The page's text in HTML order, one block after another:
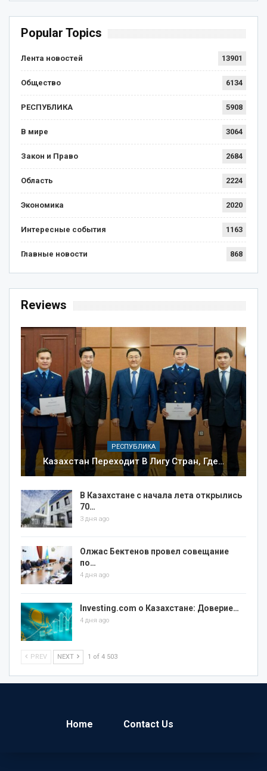
Popular Topics
Лента новостей 13901
Общество 6134
РЕСПУБЛИКА 5908
В мире 3064
Закон и Право 2684
Область 2224
Экономика 2020
Интересные события 1163
Главные новости 868
Reviews
РЕСПУБЛИКА
Казахстан Переходит В Лигу Стран, Где…
В Казахстане с начала лета открылись
70…
3 дня ago
Олжас Бектенов провел совещание
по…
4 дня ago
Investing.com о Казахстане: Доверие…
4 дня ago
PREV NEXT 1 of 4 503
Home Contact Us